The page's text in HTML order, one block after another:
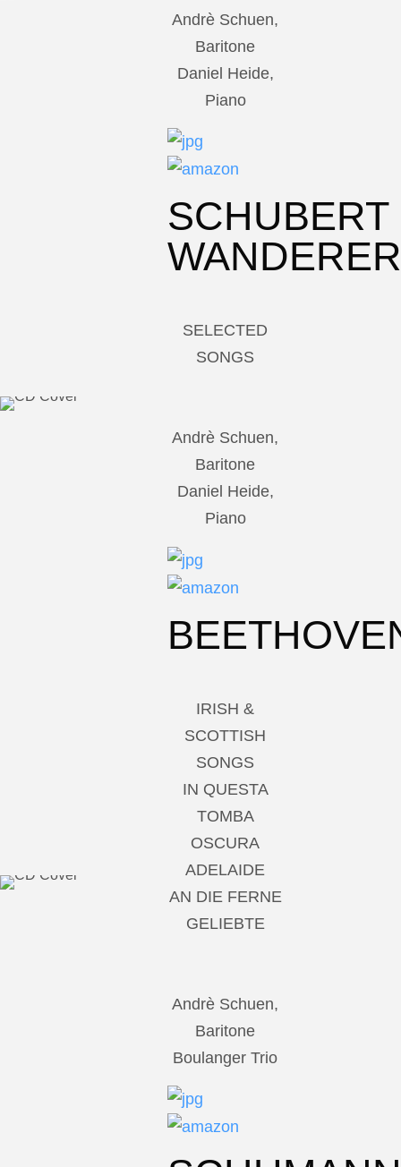
Andrè Schuen,
Baritone
Daniel Heide,
Piano
SCHUBERT
WANDERER
SELECTED
SONGS
Andrè Schuen,
Baritone
Daniel Heide,
Piano
IRISH &
SCOTTISH
SONGS
IN QUESTA
TOMBA
OSCURA
ADELAIDE
AN DIE FERNE
GELIEBTE
Andrè Schuen,
Baritone
Boulanger Trio